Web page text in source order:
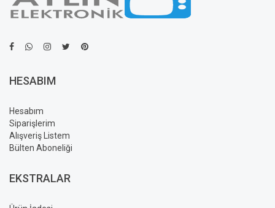
HESABIM
Hesabım
Siparişlerim
Alışveriş Listem
Bülten Aboneliği
EKSTRALAR